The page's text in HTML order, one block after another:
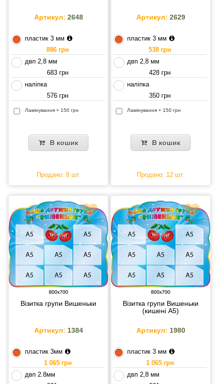
Артикул: 2648
пластик 3 мм
886 грн
двп 2,8 мм
683 грн
наліпка
576 грн
Ламінування + 150 грн
В кошик
Продано: 8 шт.
Артикул: 2629
пластик 3 мм
538 грн
двп 2,8 мм
428 грн
наліпка
350 грн
Ламінування + 150 грн
В кошик
Продано: 12 шт.
Візитка групи Вишеньки
Артикул: 1384
пластик 3мм
1 065 грн
двп 2.8мм
Візитка групи Вишеньки
(кишені А5)
Артикул: 1980
пластик 3 мм
1 065 грн
двп 2,8 мм